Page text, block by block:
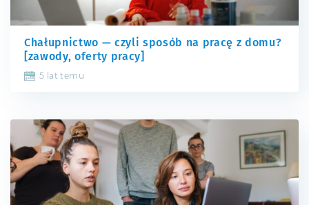
Chałupnictwo — czyli sposób na pracę z domu?
[zawody, oferty pracy]
5 lat temu